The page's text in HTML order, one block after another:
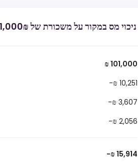
ניכוי מס במקור על משכורת של ₪‏101,000 ‏ ב ישראל
₪ 101,000
-₪ 10,251
-₪ 3,607
-₪ 2,056
-₪ 15,914